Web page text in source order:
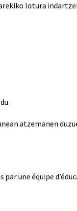
lotura
atzemanen
une équipe